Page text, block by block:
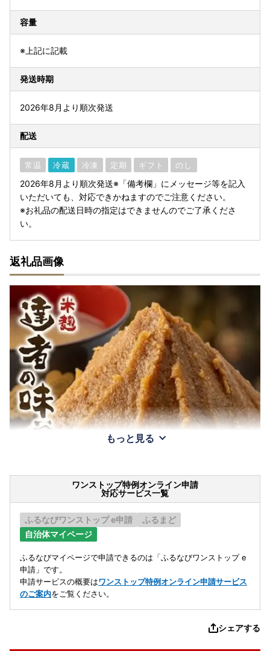
容量
※上記に記載
発送時期
2026年8月より順次発送
配送
常温 冷蔵 冷凍 定期 ギフト のし
2026年8月より順次発送※「備考欄」にメッセージ等を記入
いただいても、対応できかねますのでご注意ください。
※お礼品の配送日時の指定はできませんのでご了承くださ
い。
返礼品画像
もっと見る
ワンストップ特例オンライン申請
対応サービス一覧
ふるなびワンストップ e申請
ふるまど
自治体マイページ
ふるなびマイページで申請できるのは「ふるなびワンストップ e
申請」です。
申請サービスの概要はワンストップ特例オンライン申請サービス
のご案内をご覧ください。
シェアする